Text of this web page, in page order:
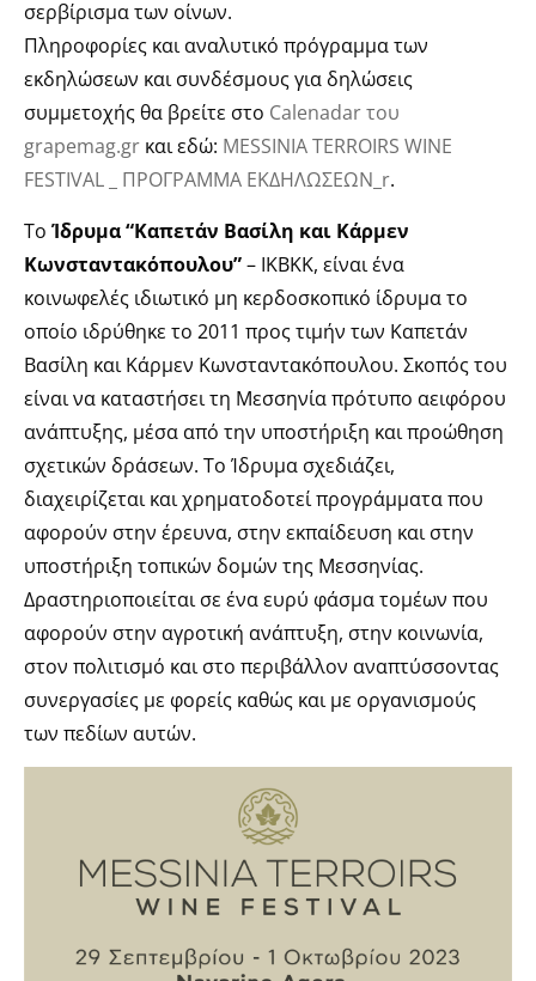
σερβίρισμα των οίνων.
Πληροφορίες και αναλυτικό πρόγραμμα των
εκδηλώσεων και συνδέσμους για δηλώσεις
συμμετοχής θα βρείτε στο Calenadar του
grapemag.gr και εδώ: MESSINIA TERROIRS WINE
FESTIVAL _ ΠΡΟΓΡΑΜΜΑ ΕΚΔΗΛΩΣΕΩΝ_r.
Το Ίδρυμα “Καπετάν Βασίλη και Κάρμεν
Κωνσταντακόπουλου”– ΙΚΒΚΚ, είναι ένα
κοινωφελές ιδιωτικό μη κερδοσκοπικό ίδρυμα το
οποίο ιδρύθηκε το 2011 προς τιμήν των Καπετάν
Βασίλη και Κάρμεν Κωνσταντακόπουλου. Σκοπός του
είναι να καταστήσει τη Μεσσηνία πρότυπο αειφόρου
ανάπτυξης, μέσα από την υποστήριξη και προώθηση
σχετικών δράσεων. Το Ίδρυμα σχεδιάζει,
διαχειρίζεται και χρηματοδοτεί προγράμματα που
αφορούν στην έρευνα, στην εκπαίδευση και στην
υποστήριξη τοπικών δομών της Μεσσηνίας.
Δραστηριοποιείται σε ένα ευρύ φάσμα τομέων που
αφορούν στην αγροτική ανάπτυξη, στην κοινωνία,
στον πολιτισμό και στο περιβάλλον αναπτύσσοντας
συνεργασίες με φορείς καθώς και με οργανισμούς
των πεδίων αυτών.